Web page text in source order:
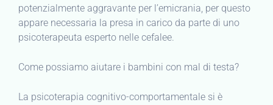
potenzialmente aggravante per l’emicrania, per questo
appare necessaria la presa in carico da parte di uno
psicoterapeuta esperto nelle cefalee.
Come possiamo aiutare i bambini con mal di testa?
La psicoterapia cognitivo-comportamentale si è